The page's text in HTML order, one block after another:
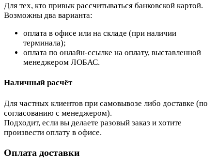
Для тех, кто привык рассчитываться банковской картой.
Возможны два варианта:
оплата в офисе или на складе (при наличии
терминала);
оплата по онлайн-ссылке на оплату, выставленной
менеджером ЛОБАС.
Наличный расчёт
Для частных клиентов при самовывозе либо доставке (по
согласованию с менеджером).
Подходит, если вы делаете разовый заказ и хотите
произвести оплату в офисе.
Оплата доставки